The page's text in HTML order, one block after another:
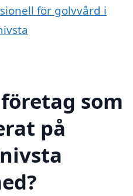
för golvvård i
som
på